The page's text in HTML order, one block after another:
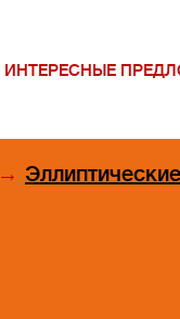
ИНТЕРЕСНЫЕ
→